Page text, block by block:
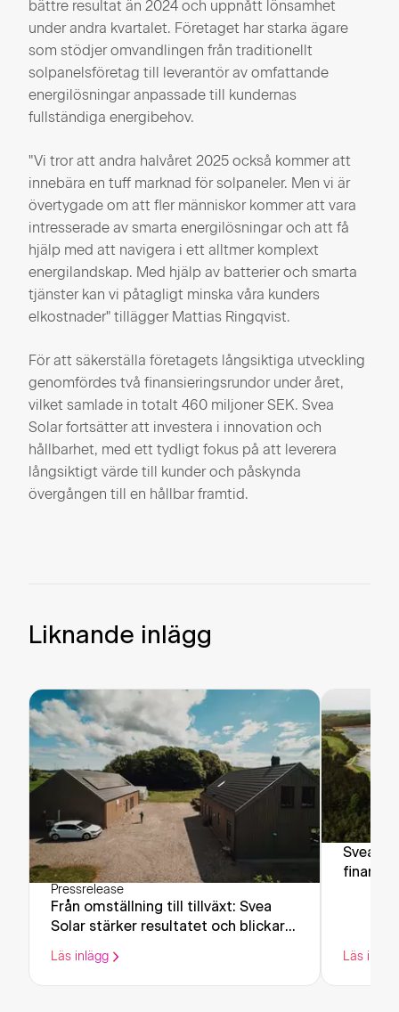
bättre resultat än 2024 och uppnått lönsamhet
under andra kvartalet. Företaget har starka ägare
som stödjer omvandlingen från traditionellt
solpanelsföretag till leverantör av omfattande
energilösningar anpassade till kundernas
fullständiga energibehov.
"Vi tror att andra halvåret 2025 också kommer att
innebära en tuff marknad för solpaneler. Men vi är
övertygade om att fler människor kommer att vara
intresserade av smarta energilösningar och att få
hjälp med att navigera i ett alltmer komplext
energilandskap. Med hjälp av batterier och smarta
tjänster kan vi påtagligt minska våra kunders
elkostnader" tillägger Mattias Ringqvist.
För att säkerställa företagets långsiktiga utveckling
genomfördes två finansieringsrundor under året,
vilket samlade in totalt 460 miljoner SEK. Svea
Solar fortsätter att investera i innovation och
hållbarhet, med ett tydligt fokus på att leverera
långsiktigt värde till kunder och påskynda
övergången till en hållbar framtid.
Liknande inlägg
Pressrelease
Från omställning till tillväxt: Svea
Solar stärker resultatet och blickar
Läs inlägg
Svea
Läs